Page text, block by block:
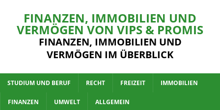
FINANZEN, IMMOBILIEN UND
VERMÖGEN VON VIPS & PROMIS
FINANZEN, IMMOBILIEN UND
VERMÖGEN IM ÜBERBLICK
STUDIUM UND BERUF RECHT FREIZEIT IMMOBILIEN
FINANZEN UMWELT ALLGEMEIN